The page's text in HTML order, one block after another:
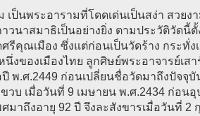
เป็นพระอารามที่โดดเด่นเป็นสง่า สวยง
นาสมาธิเป็นอย่างยิ่ง ตามประวัติวัดนี้ตั้
รีคุณเมือง ซึ่งแต่ก่อนเป็นวัดร้าง กระทั่ง
นึ่งของเมืองไทย ลูกศิษย์พระอาจารย์เ
พ.ศ.2449 ก่อนเปลี่ยนชื่อวัดมาถึงปัจจุ
วบ เมื่อวันที่ 9 เมษายน พ.ศ.2434 ก่อน
มาถึงอายุ 92 ปี จึงละสังขารเมื่อวันที่ 2